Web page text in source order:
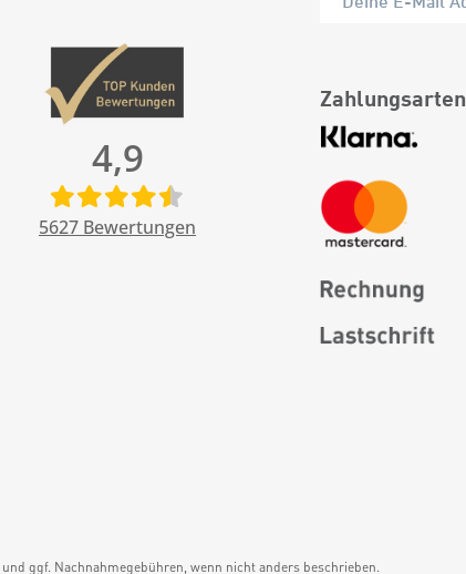
4,9
5627 Bewertungen
Zahlungsarten
und ggf. Nachnahmegebühren, wenn nicht anders beschrieben.